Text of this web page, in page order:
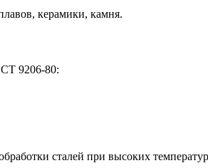
керамики, камня.
9206-80:
сталей при высоких